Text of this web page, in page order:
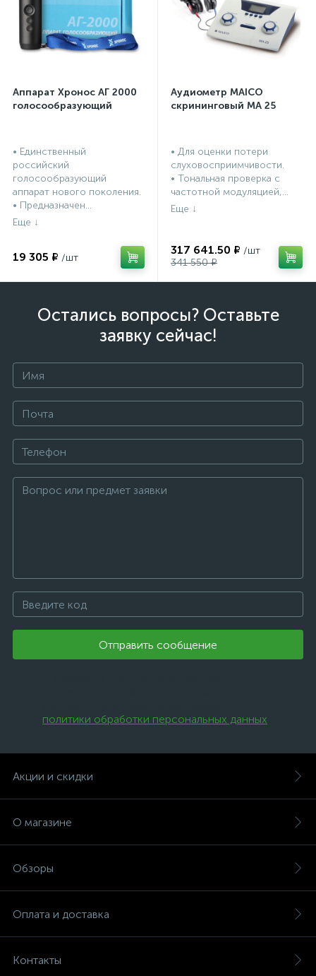
Аппарат Хронос АГ 2000
голосообразующий
• Единственный
российский
голосообразующий
аппарат нового поколения.
• Предназначен...
19 305 ₽
Аудиометр MAICO
скрининговый МА 25
• Для оценки потери
слуховосприимчивости.
• Тональная проверка с
частотной модуляцией,...
317 641.50 ₽
341 550 ₽
Остались вопросы? Оставьте
заявку сейчас!
Отправить сообщение
политики обработки персональных данных
Акции и скидки
О магазине
Обзоры
Оплата и доставка
Контакты